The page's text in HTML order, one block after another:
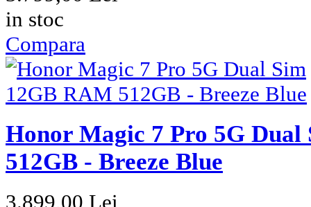
3.799,00 Lei
in stoc
Compara
Honor Magic 7 Pro 5G Dual
512GB - Breeze Blue